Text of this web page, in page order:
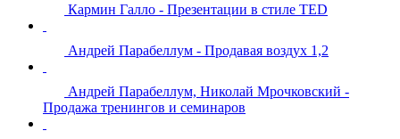
Кармин Галло - Презентации в стиле TED
Андрей Парабеллум - Продавая воздух 1,2
Андрей Парабеллум, Николай Мрочковский -
Продажа тренингов и семинаров